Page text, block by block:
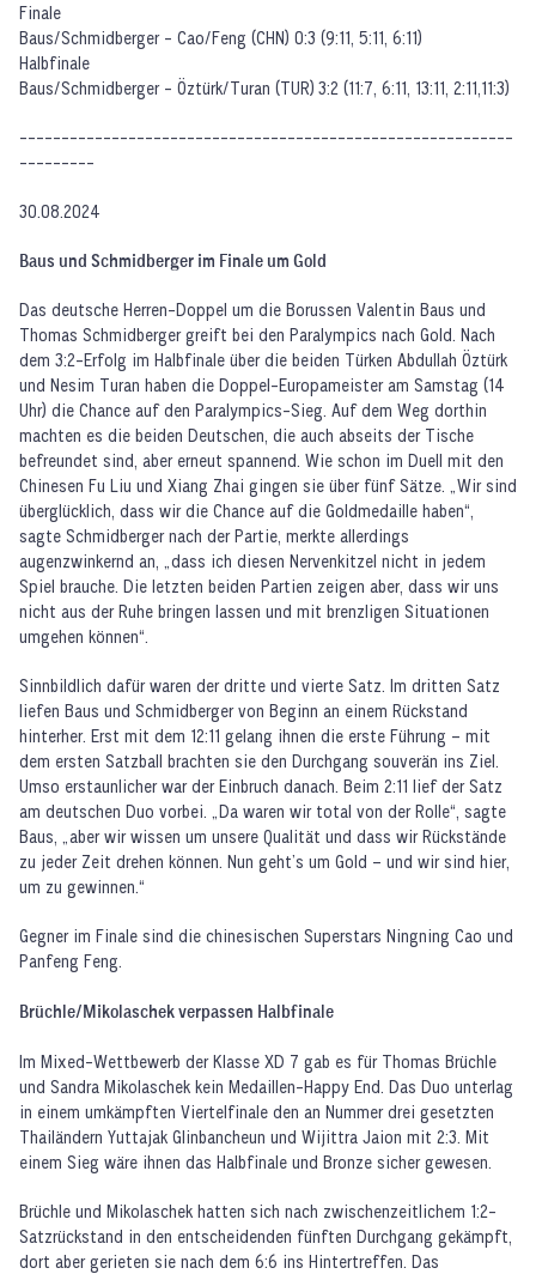
Finale
Baus/Schmidberger - Cao/Feng (CHN) 0:3 (9:11, 5:11, 6:11)
Halbfinale
Baus/Schmidberger - Öztürk/Turan (TUR) 3:2 (11:7, 6:11, 13:11, 2:11,11:3)
-----------------------------------------------------------
---------
30.08.2024
Baus und Schmidberger im Finale um Gold
Das deutsche Herren-Doppel um die Borussen Valentin Baus und
Thomas Schmidberger greift bei den Paralympics nach Gold. Nach
dem 3:2-Erfolg im Halbfinale über die beiden Türken Abdullah Öztürk
und Nesim Turan haben die Doppel-Europameister am Samstag (14
Uhr) die Chance auf den Paralympics-Sieg. Auf dem Weg dorthin
machten es die beiden Deutschen, die auch abseits der Tische
befreundet sind, aber erneut spannend. Wie schon im Duell mit den
Chinesen Fu Liu und Xiang Zhai gingen sie über fünf Sätze. „Wir sind
überglücklich, dass wir die Chance auf die Goldmedaille haben“,
sagte Schmidberger nach der Partie, merkte allerdings
augenzwinkernd an, „dass ich diesen Nervenkitzel nicht in jedem
Spiel brauche. Die letzten beiden Partien zeigen aber, dass wir uns
nicht aus der Ruhe bringen lassen und mit brenzligen Situationen
umgehen können“.
Sinnbildlich dafür waren der dritte und vierte Satz. Im dritten Satz
liefen Baus und Schmidberger von Beginn an einem Rückstand
hinterher. Erst mit dem 12:11 gelang ihnen die erste Führung – mit
dem ersten Satzball brachten sie den Durchgang souverän ins Ziel.
Umso erstaunlicher war der Einbruch danach. Beim 2:11 lief der Satz
am deutschen Duo vorbei. „Da waren wir total von der Rolle“, sagte
Baus, „aber wir wissen um unsere Qualität und dass wir Rückstände
zu jeder Zeit drehen können. Nun geht’s um Gold – und wir sind hier,
um zu gewinnen.“
Gegner im Finale sind die chinesischen Superstars Ningning Cao und
Panfeng Feng.
Brüchle/Mikolaschek verpassen Halbfinale
Im Mixed-Wettbewerb der Klasse XD 7 gab es für Thomas Brüchle
und Sandra Mikolaschek kein Medaillen-Happy End. Das Duo unterlag
in einem umkämpften Viertelfinale den an Nummer drei gesetzten
Thailändern Yuttajak Glinbancheun und Wijittra Jaion mit 2:3. Mit
einem Sieg wäre ihnen das Halbfinale und Bronze sicher gewesen.
Brüchle und Mikolaschek hatten sich nach zwischenzeitlichem 1:2-
Satzrückstand in den entscheidenden fünften Durchgang gekämpft,
dort aber gerieten sie nach dem 6:6 ins Hintertreffen. Das